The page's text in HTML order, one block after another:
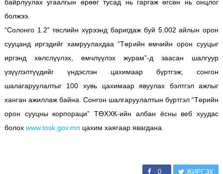
байрлуулах угаалгын өрөөг тусад нь гаргаж өгсөн нь онцлог
болжээ.
“Солонго 1.2” төслийн хүрээнд баригдаж буй 5.002 айлын орон
сууцанд иргэдийг хамруулахдаа “Төрийн өмчийн орон сууцыг
иргэнд хөлслүүлэх, өмчлүүлэх журам”-д заасан шалгуур
үзүүлэлтүүдийг үндэслэн цахимаар бүртгэж, сонгон
шалагаруулалтыг 100 хувь цахимаар явуулах бэлтгэл ажлыг
ханган ажиллаж байна. Сонгон шалгаруулалтын бүртгэл “Төрийн
орон сууцны корпораци” ТӨХХК-ийн албан ёсны веб хуудас
болох www.tosk.gov.mn цахим хаягаар явагдана.
0 ЖИРГЭХ